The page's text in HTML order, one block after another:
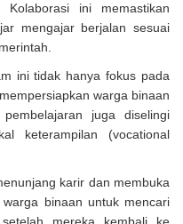
Kolaborasi ini memastikan
mengajar berjalan sesuai
ini tidak hanya fokus pada
warga binaan
juga diselingi
keterampilan (vocational
karir dan membuka
binaan untuk mencari